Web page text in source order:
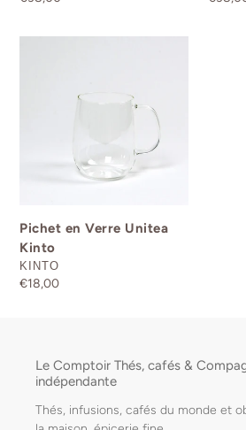
Pichet en Verre Unitea
Kinto
DISTRIBUTEUR
KINTO
Prix
€18,00
Le Comptoir Thés, cafés &
indépendante
Thés, infusions, cafés du monde et